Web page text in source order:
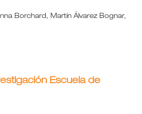
Borchard, Martín Álvarez Bognar,
Escuela de